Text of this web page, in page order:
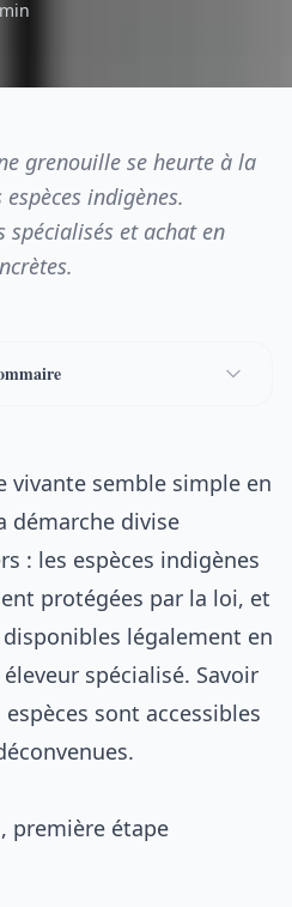
grenouille se heurte à la
indigènes.
spécialisés et achat en
vivante semble simple en
démarche divise
: les espèces indigènes
protégées par la loi, et
légalement en
spécialisé. Savoir
sont accessibles
première étape